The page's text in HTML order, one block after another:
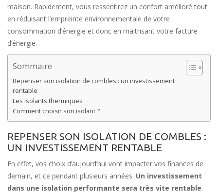
maison. Rapidement, vous ressentirez un confort amélioré tout
en réduisant l’empreinte environnementale de votre
consommation d’énergie et donc en maitrisant votre facture
d’énergie.
Sommaire
Repenser son isolation de combles : un investissement
rentable
Les isolants thermiques
Comment choisir son isolant ?
REPENSER SON ISOLATION DE COMBLES :
UN INVESTISSEMENT RENTABLE
En effet, vos choix d’aujourd’hui vont impacter vos finances de
demain, et ce pendant plusieurs années. Un investissement
dans une isolation performante sera très vite rentable.